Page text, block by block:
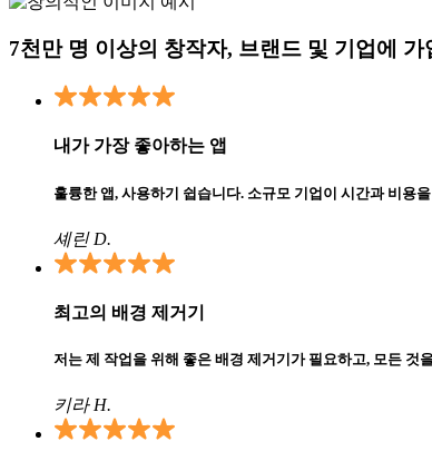
7천만 명 이상의 창작자, 브랜드 및 기업에 가
내가 가장 좋아하는 앱
훌륭한 앱, 사용하기 쉽습니다. 소규모 기업이 시간과 비용
셰린 D.
최고의 배경 제거기
저는 제 작업을 위해 좋은 배경 제거기가 필요하고, 모든 것
키라 H.